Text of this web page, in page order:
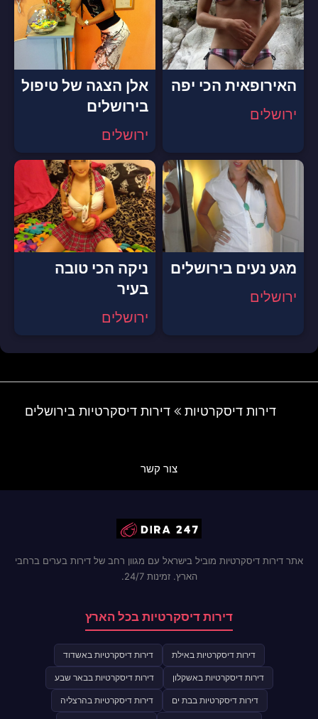
האירופאית הכי יפה
ירושלים
אלן הצגה של טיפול
בירושלים
ירושלים
מגע נעים בירושלים
ירושלים
ניקה הכי טובה
בעיר
ירושלים
דירות דיסקרטיות דירות דיסקרטיות בירושלים
צור קשר
אתר דירות דיסקרטיות מוביל בישראל עם מגוון רחב של דירות בערים ברחבי
הארץ. זמינות 24/7.
דירות דיסקרטיות בכל הארץ
דירות דיסקרטיות באילת דירות דיסקרטיות באשדוד
דירות דיסקרטיות באשקלון דירות דיסקרטיות בבאר שבע
דירות דיסקרטיות בבת ים דירות דיסקרטיות בהרצליה